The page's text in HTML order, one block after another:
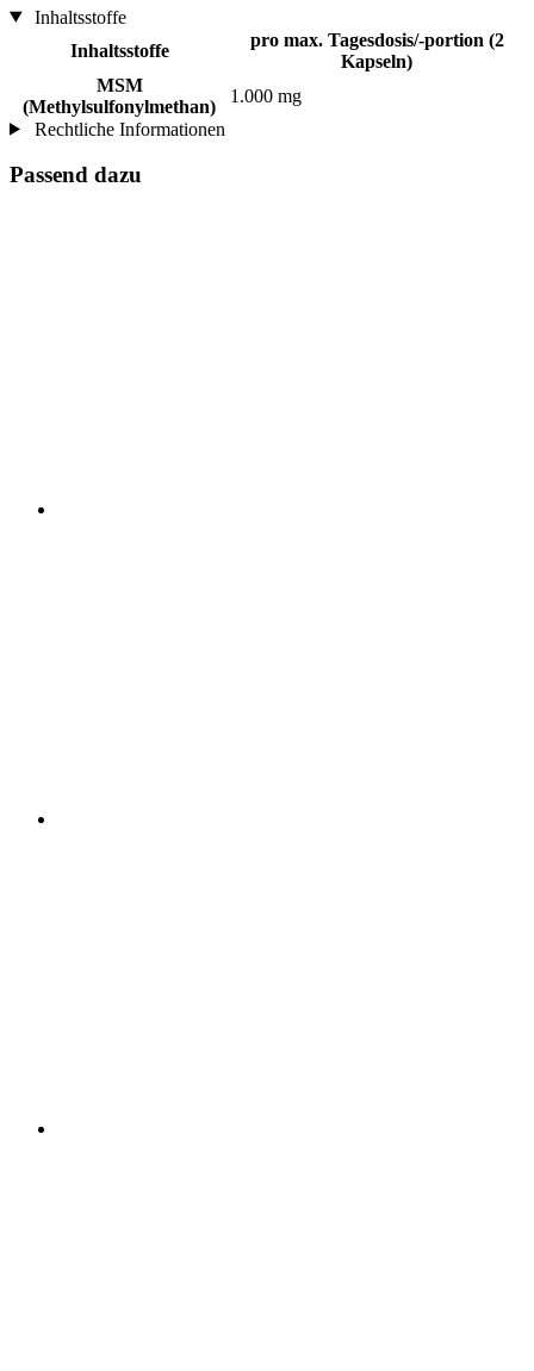
Inhaltsstoffe
Inhaltsstoffe
pro max. Tagesdosis/-portion (2
Kapseln)
MSM
(Methylsulfonylmethan)
1.000 mg
Rechtliche Informationen
Passend dazu